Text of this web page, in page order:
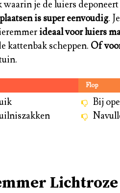
waarin je de luiers
is super eenvoudig.
ideaal voor luiers
kattenbak scheppen. Of
Flop
Bij
Lichtroze